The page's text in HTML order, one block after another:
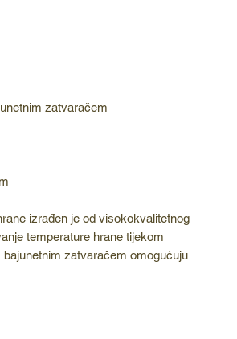
zatvaračem
izrađen je od visokokvalitetnog
temperature hrane tijekom
zatvaračem omogućuju